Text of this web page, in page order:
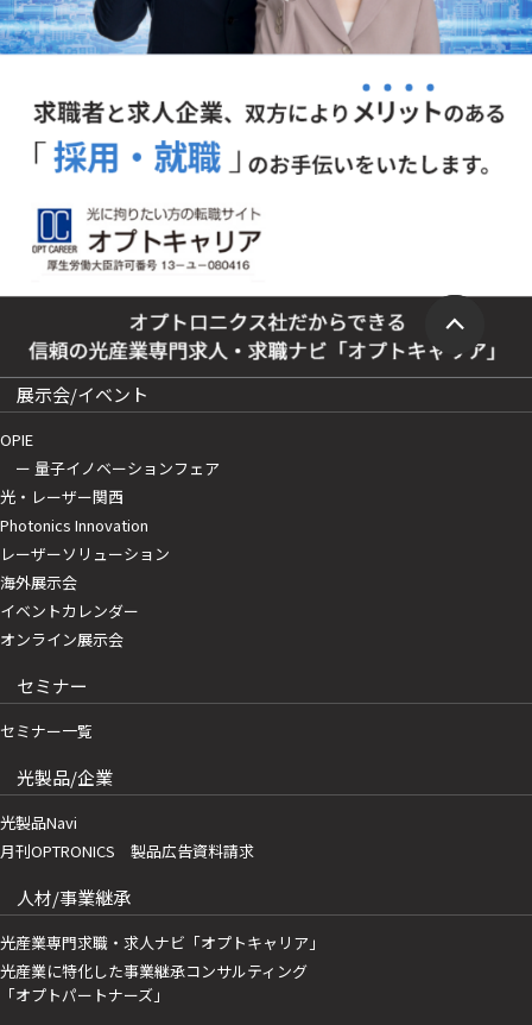
展示会/イベント
OPIE
ー 量子イノベーションフェア
光・レーザー関西
Photonics Innovation
レーザーソリューション
海外展示会
イベントカレンダー
オンライン展示会
セミナー
セミナー一覧
光製品/企業
光製品Navi
月刊OPTRONICS 製品広告資料請求
人材/事業継承
光産業専門求職・求人ナビ「オプトキャリア」
光産業に特化した事業継承コンサルティング
「オプトパートナーズ」